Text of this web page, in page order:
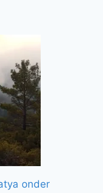
onder